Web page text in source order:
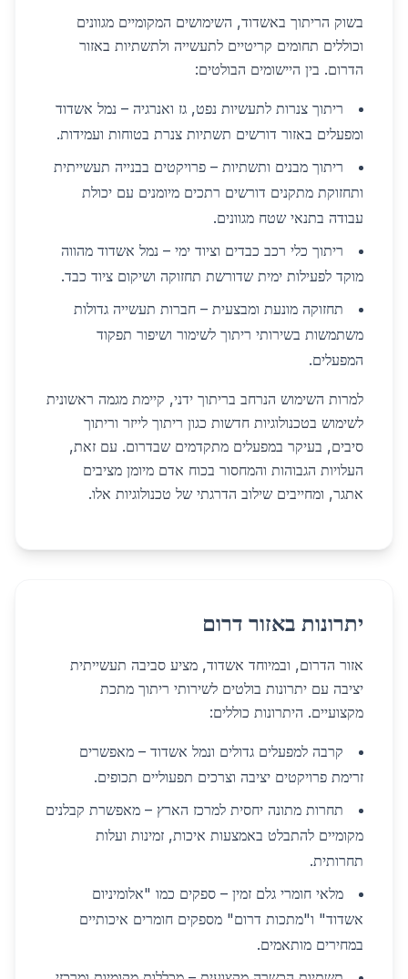
בשוק הריתוך באשדוד, השימושים המקומיים מגוונים
וכוללים תחומים קריטיים לתעשייה ולתשתיות באזור
הדרום. בין היישומים הבולטים:
ריתוך צנרות לתעשיות נפט, גז ואנרגיה – נמל אשדוד
ומפעלים באזור דורשים תשתיות צנרת בטוחות ועמידות.
ריתוך מבנים ותשתיות – פרויקטים בבנייה תעשייתית
ותחזוקת מתקנים דורשים רתכים מיומנים עם יכולת
עבודה בתנאי שטח מגוונים.
ריתוך כלי רכב כבדים וציוד ימי – נמל אשדוד מהווה
מוקד לפעילות ימית שדורשת תחזוקה ושיקום ציוד כבד.
תחזוקה מונעת ומבצעית – חברות תעשייה גדולות
משתמשות בשירותי ריתוך לשימור ושיפור תפקוד
המפעלים.
למרות השימוש הנרחב בריתוך ידני, קיימת מגמה ראשונית
לשימוש בטכנולוגיות חדשות כגון ריתוך לייזר וריתוך
סיבים, בעיקר במפעלים מתקדמים שבדרום. עם זאת,
העלויות הגבוהות והמחסור בכוח אדם מיומן מציבים
אתגר, ומחייבים שילוב הדרגתי של טכנולוגיות אלו.
יתרונות באזור דרום
אזור הדרום, ובמיוחד אשדוד, מציע סביבה תעשייתית
יציבה עם יתרונות בולטים לשירותי ריתוך מתכת
מקצועיים. היתרונות כוללים:
קרבה למפעלים גדולים ונמל אשדוד – מאפשרים
זרימת פרויקטים יציבה וצרכים תפעוליים תכופים.
תחרות מתונה יחסית למרכז הארץ – מאפשרת קבלנים
מקומיים להתבלט באמצעות איכות, זמינות ועלות
תחרותית.
מלאי חומרי גלם זמין – ספקים כמו "אלומיניום
אשדוד" ו"מתכות דרום" מספקים חומרים איכותיים
במחירים מותאמים.